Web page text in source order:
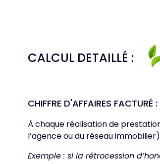
CALCUL DETAILLÉ :
CHIFFRE D'AFFAIRES
À chaque réalisation de
l’agence ou du réseau
Exemple : si la rétrocession